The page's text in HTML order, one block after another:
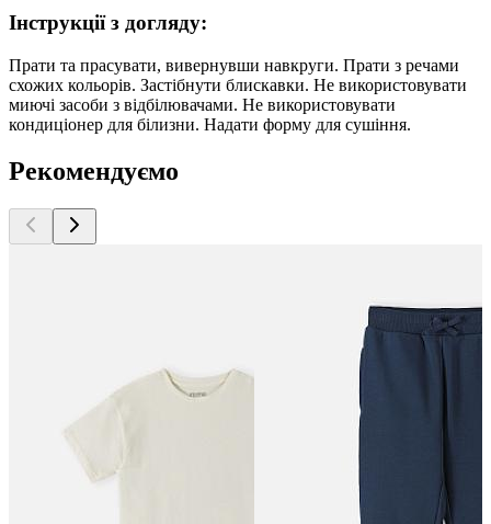
Інструкції з догляду:
Прати та прасувати, вивернувши навкруги. Прати з речами
схожих кольорів. Застібнути блискавки. Не використовувати
миючі засоби з відбілювачами. Не використовувати
кондиціонер для білизни. Надати форму для сушіння.
Рекомендуємо